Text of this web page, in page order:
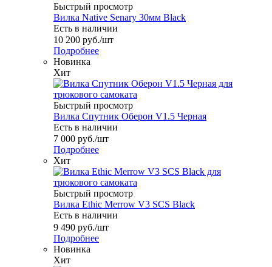
Быстрый просмотр
Вилка Native Senary 30мм Black
Есть в наличии
10 200 руб./шт
Подробнее
Новинка
Хит
Быстрый просмотр
Вилка Спутник Оберон V1.5 Черная
Есть в наличии
7 000 руб./шт
Подробнее
Хит
Быстрый просмотр
Вилка Ethic Merrow V3 SCS Black
Есть в наличии
9 490 руб./шт
Подробнее
Новинка
Хит